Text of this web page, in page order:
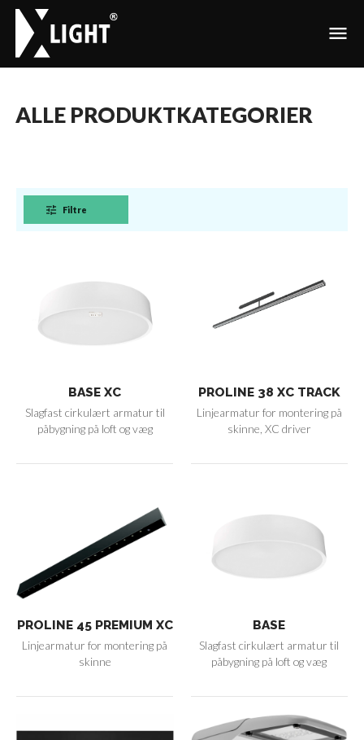
menu
ALLE PRODUKTKATEGORIER
tune Filtre
BASE XC
Slagfast cirkulært armatur til
påbygning på loft og væg
PROLINE 38 XC TRACK
Linjearmatur for montering på
skinne, XC driver
PROLINE 45 PREMIUM XC
Linjearmatur for montering på
skinne
BASE
Slagfast cirkulært armatur til
påbygning på loft og væg